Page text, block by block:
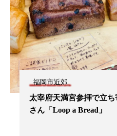
福岡市近郊
太宰府天満宮参拝で立
さん「Loop a Bread」